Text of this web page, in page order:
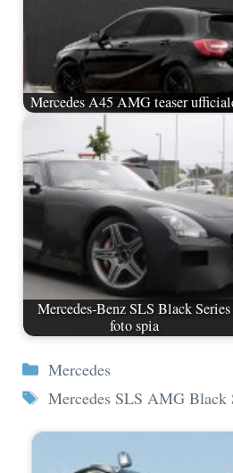
Mercedes A45 AMG teaser
Mercedes-Benz SLS Black Series
foto spia
Categorie
Mercedes
Tag
Mercedes SLS AMG Black